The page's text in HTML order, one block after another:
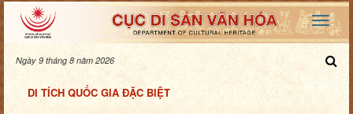
Ngày 9 tháng 8 năm 2026
DI TÍCH QUỐC GIA ĐẶC BIỆT